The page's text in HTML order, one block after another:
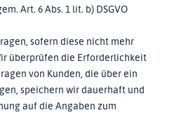
Art. 6 Abs. 1 lit. b) DSGVO
sofern diese nicht mehr
überprüfen die Erforderlichkeit
von Kunden, die über ein
speichern wir dauerhaft und
auf die Angaben zum